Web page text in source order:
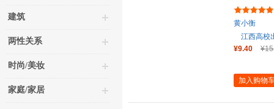
建筑
两性关系
时尚/美妆
家庭/家居
蒙）
黄小衡
江西高校
¥9.40
加入购物